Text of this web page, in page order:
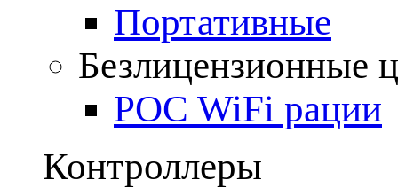
Портативные
Безлицензионные
POC WiFi рации
Контроллеры